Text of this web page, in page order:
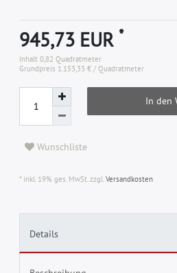
945,73 EUR*
Inhalt0,82Quadratmeter
Grundpreis 1.153,33 € / Quadratmeter
In den
Wunschliste
* inkl. 19% ges. MwSt. zzgl.Versandkosten
Details